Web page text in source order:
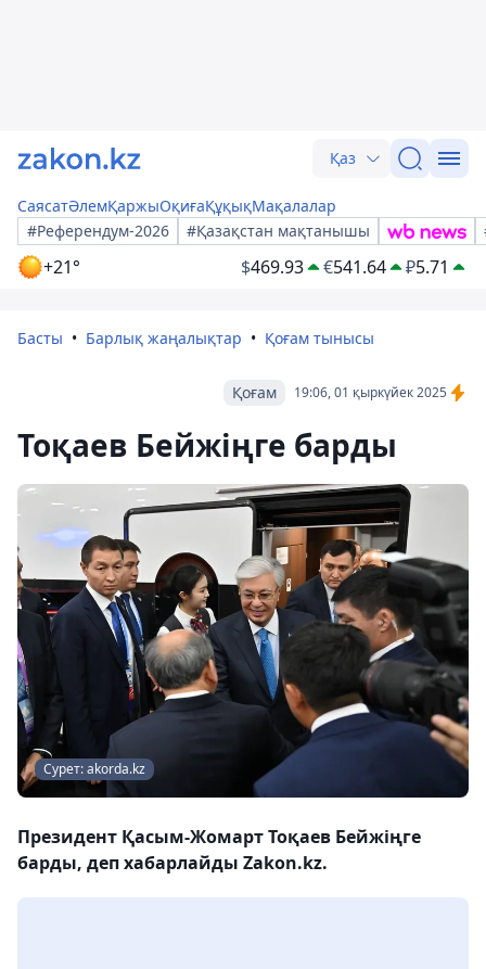
Қаз
СаясатӘлемҚаржыОқиғаҚұқықМақалалар
#Референдум-2026
#Қазақстан мақтанышы
+21° $469.93 €541.64 ₽5.71
Басты Барлық жаңалықтар Қоғам тынысы
19:06, 01 қыркүйек 2025
Қоғам
Тоқаев Бейжіңге барды
Сурет: akorda.kz
Президент Қасым-Жомарт Тоқаев Бейжіңге
барды, деп хабарлайды Zakon.kz.